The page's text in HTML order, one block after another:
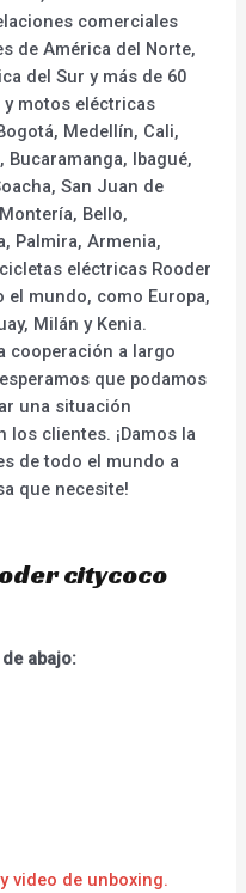
comerciales
de América del Norte,
del Sur y más de 60
y motos eléctricas
Medellín, Cali,
Ibagué,
San Juan de
Bello,
Palmira, Armenia,
eléctricas Rooder
mundo, como Europa,
Milán y Kenia.
cooperación a largo
que podamos
una situación
clientes. ¡Damos la
de todo el mundo a
que necesite!
citycoco
abajo:
video de unboxing.